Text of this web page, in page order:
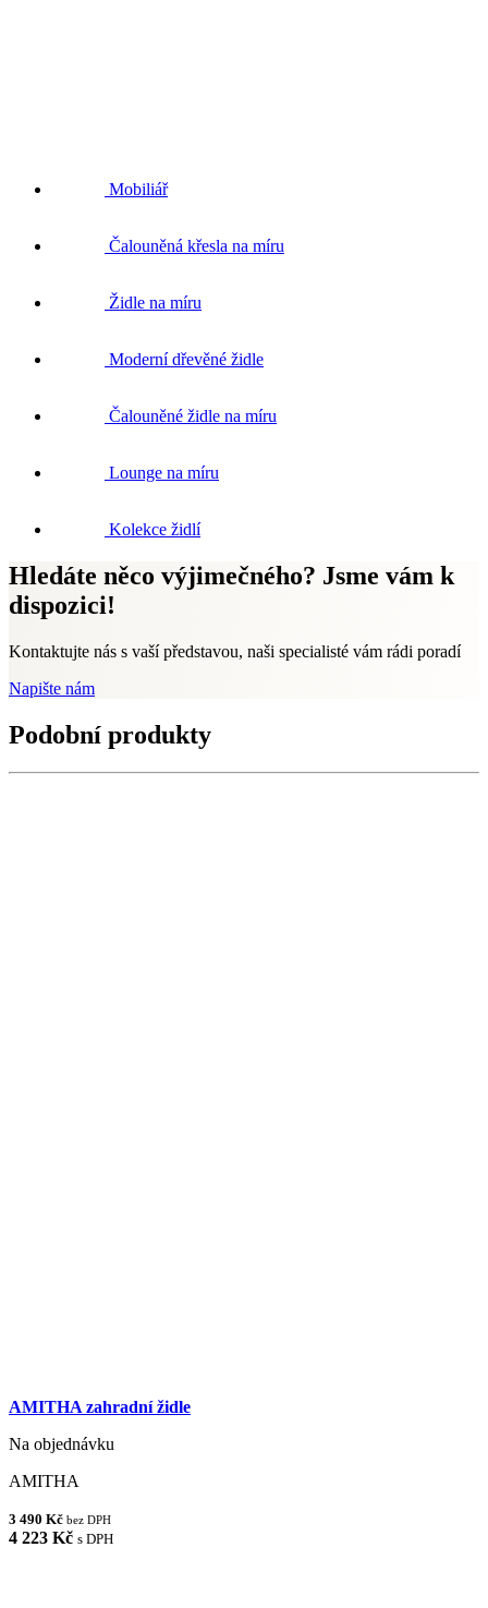
Mobiliář
Čalouněná křesla na míru
Židle na míru
Moderní dřevěné židle
Čalouněné židle na míru
Lounge na míru
Kolekce židlí
Hledáte něco výjimečného? Jsme vám k
dispozici!
Kontaktujte nás s vaší představou, naši specialisté vám rádi poradí
Napište nám
Podobní produkty
AMITHA zahradní židle
Na objednávku
AMITHA
3 490 Kč bez DPH
4 223 Kč s DPH